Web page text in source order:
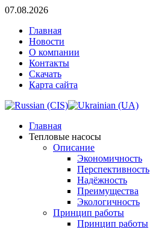
07.08.2026
Главная
Новости
О компании
Контакты
Скачать
Карта сайта
Главная
Тепловые насосы
Описание
Экономичность
Перспективность
Надёжность
Преимущества
Экологичность
Принцип работы
Принцип работы